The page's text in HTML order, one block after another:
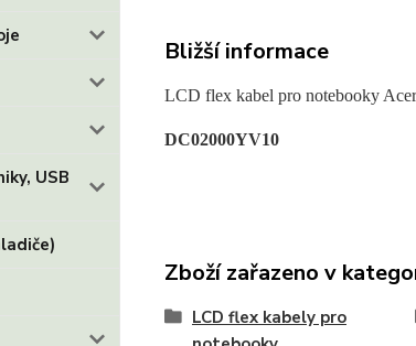
USB
Bližší informace
LCD flex kabel pro notebooky
DC02000YV10
Zboží zařazeno v
LCD flex kabely pro